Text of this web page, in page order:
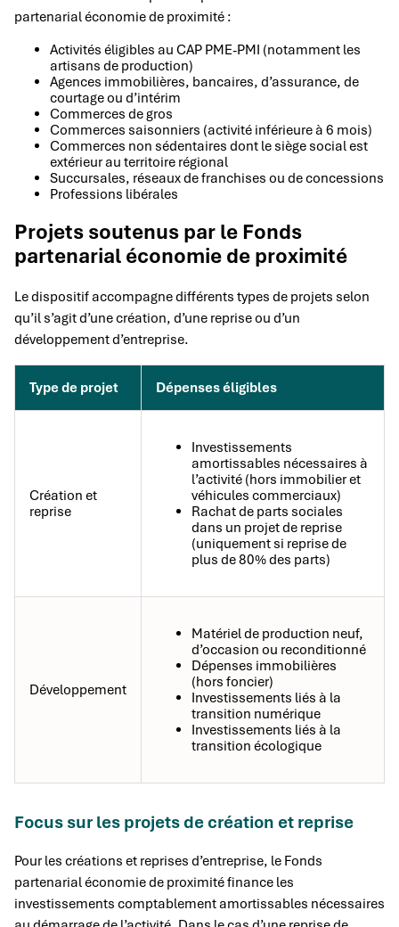
partenarial économie de proximité :
Activités éligibles au CAP PME-PMI (notamment les
artisans de production)
Agences immobilières, bancaires, d’assurance, de
courtage ou d’intérim
Commerces de gros
Commerces saisonniers (activité inférieure à 6 mois)
Commerces non sédentaires dont le siège social est
extérieur au territoire régional
Succursales, réseaux de franchises ou de concessions
Professions libérales
Projets soutenus par le Fonds
partenarial économie de proximité
Le dispositif accompagne différents types de projets selon
qu’il s’agit d’une création, d’une reprise ou d’un
développement d’entreprise.
Type de projet Dépenses éligibles
Création et
reprise
Investissements
amortissables nécessaires à
l’activité (hors immobilier et
véhicules commerciaux)
Rachat de parts sociales
dans un projet de reprise
(uniquement si reprise de
plus de 80% des parts)
Développement
Matériel de production neuf,
d’occasion ou reconditionné
Dépenses immobilières
(hors foncier)
Investissements liés à la
transition numérique
Investissements liés à la
transition écologique
Focus sur les projets de création et reprise
Pour les créations et reprises d’entreprise, le Fonds
partenarial économie de proximité finance les
investissements comptablement amortissables nécessaires